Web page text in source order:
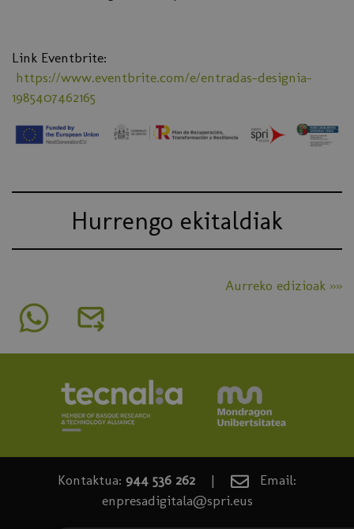
Link Eventbrite:
https://www.eventbrite.com/e/entradas-designia-
1985407462165
Hurrengo ekitaldiak
Aurreko edizioak »»
Kontaktua: 944 536 262 |
Email:
enpresadigitala@spri.eus